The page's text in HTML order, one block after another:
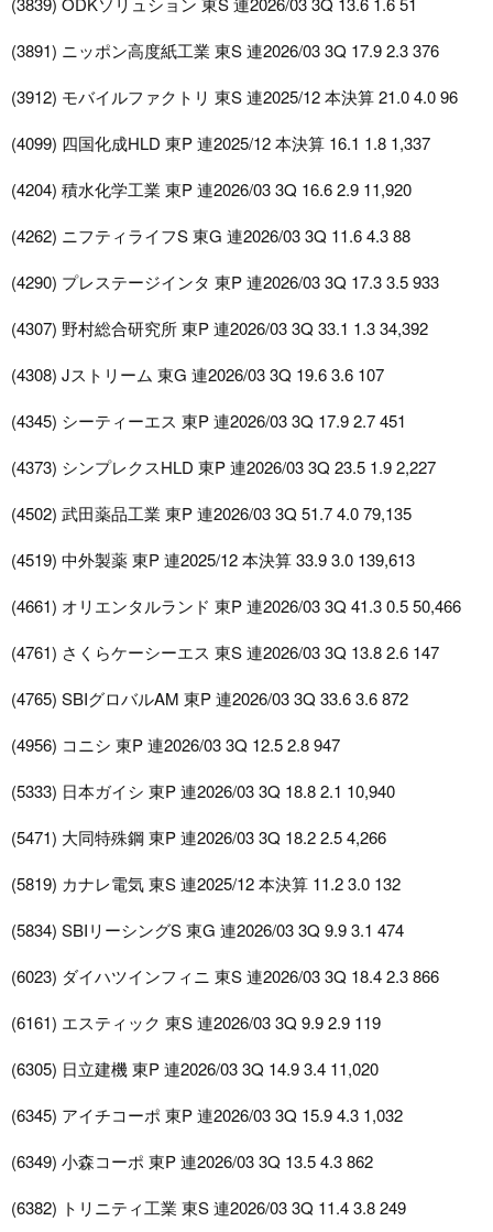
(3891) ニッポン高度紙工業 東S 連2026/03 3Q 17.9 2.3 376
(3912) モバイルファクトリ 東S 連2025/12 本決算 21.0 4.0 96
(4099) 四国化成HLD 東P 連2025/12 本決算 16.1 1.8 1,337
(4204) 積水化学工業 東P 連2026/03 3Q 16.6 2.9 11,920
(4262) ニフティライフS 東G 連2026/03 3Q 11.6 4.3 88
(4290) プレステージインタ 東P 連2026/03 3Q 17.3 3.5 933
(4307) 野村総合研究所 東P 連2026/03 3Q 33.1 1.3 34,392
(4308) Jストリーム 東G 連2026/03 3Q 19.6 3.6 107
(4345) シーティーエス 東P 連2026/03 3Q 17.9 2.7 451
(4373) シンプレクスHLD 東P 連2026/03 3Q 23.5 1.9 2,227
(4502) 武田薬品工業 東P 連2026/03 3Q 51.7 4.0 79,135
(4519) 中外製薬 東P 連2025/12 本決算 33.9 3.0 139,613
(4661) オリエンタルランド 東P 連2026/03 3Q 41.3 0.5 50,466
(4761) さくらケーシーエス 東S 連2026/03 3Q 13.8 2.6 147
(4765) SBIグロバルAM 東P 連2026/03 3Q 33.6 3.6 872
(4956) コニシ 東P 連2026/03 3Q 12.5 2.8 947
(5333) 日本ガイシ 東P 連2026/03 3Q 18.8 2.1 10,940
(5471) 大同特殊鋼 東P 連2026/03 3Q 18.2 2.5 4,266
(5819) カナレ電気 東S 連2025/12 本決算 11.2 3.0 132
(5834) SBIリーシングS 東G 連2026/03 3Q 9.9 3.1 474
(6023) ダイハツインフィニ 東S 連2026/03 3Q 18.4 2.3 866
(6161) エスティック 東S 連2026/03 3Q 9.9 2.9 119
(6305) 日立建機 東P 連2026/03 3Q 14.9 3.4 11,020
(6345) アイチコーポ 東P 連2026/03 3Q 15.9 4.3 1,032
(6349) 小森コーポ 東P 連2026/03 3Q 13.5 4.3 862
(6382) トリニティ工業 東S 連2026/03 3Q 11.4 3.8 249